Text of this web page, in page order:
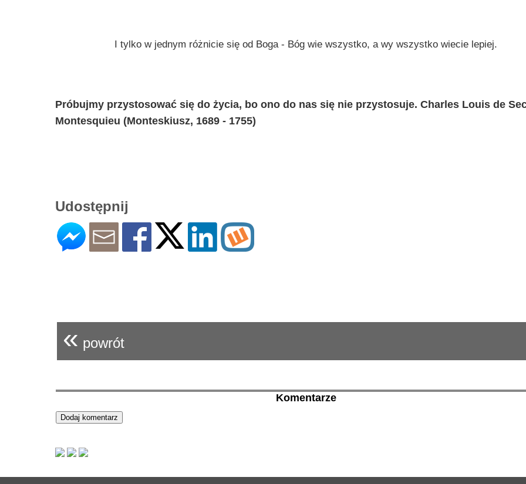
I tylko w jednym różnicie się od Boga - Bóg wie wszystko, a wy wszystko wiecie lepiej.
Próbujmy przystosować się do życia, bo ono do nas się nie przystosuje. Charles Louis de
Montesquieu (Monteskiusz, 1689 - 1755)
Udostępnij
« powrót
Komentarze